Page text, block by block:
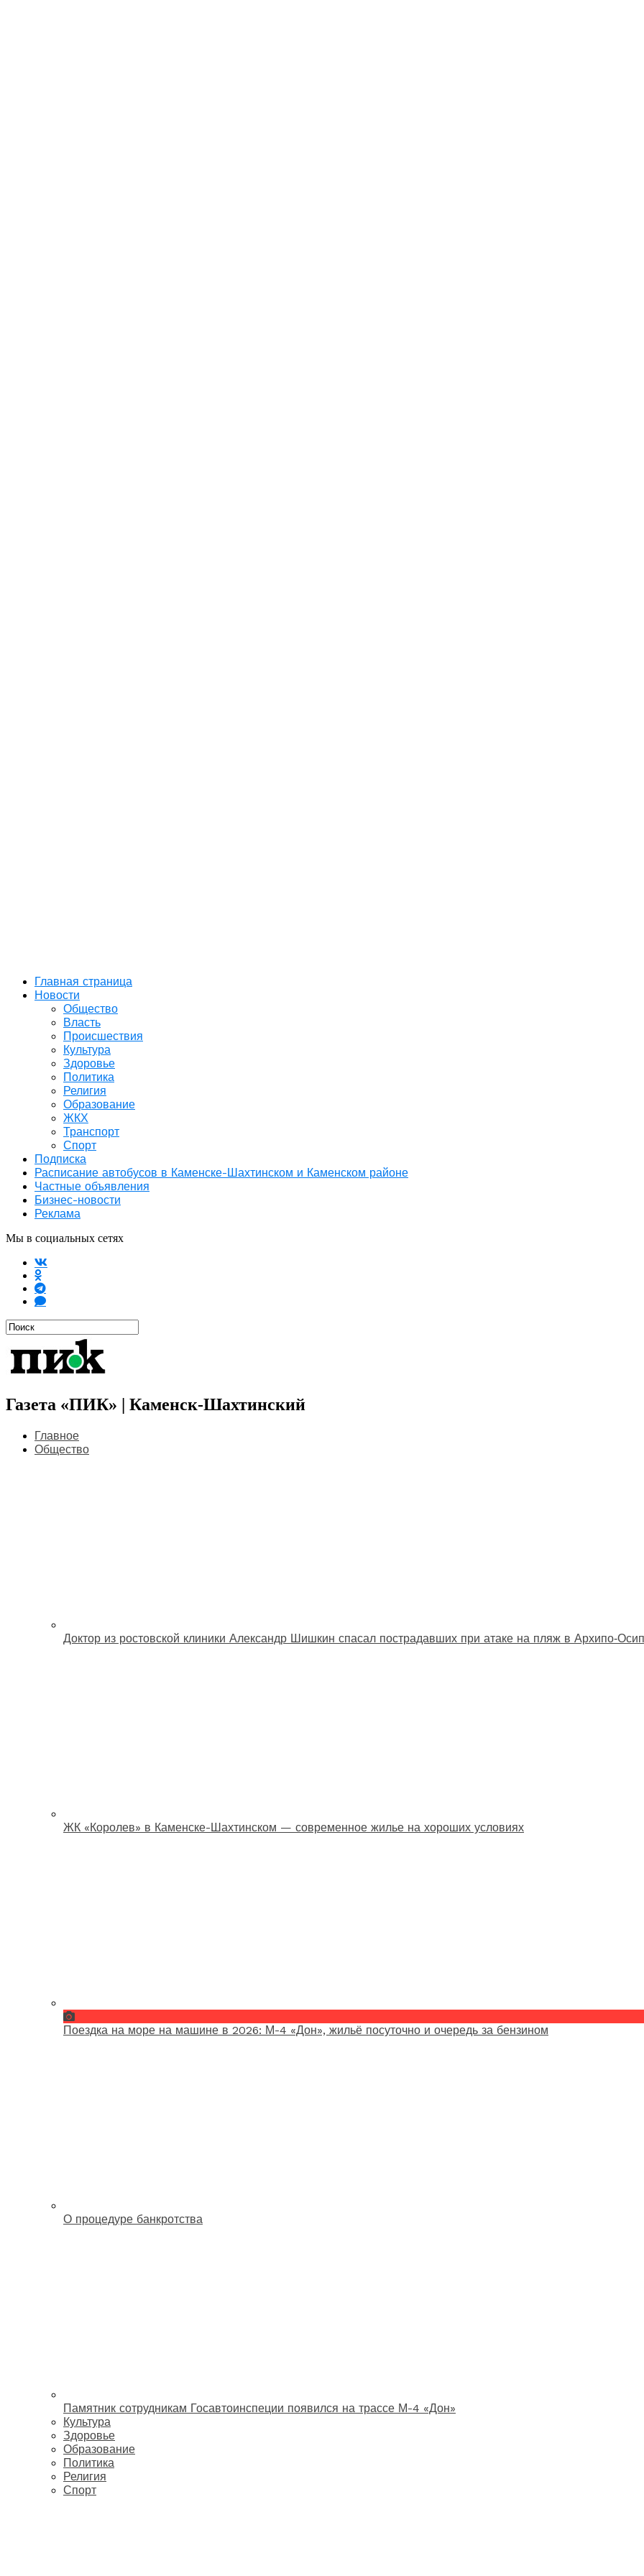
Главная страница
Новости
Общество
Власть
Происшествия
Культура
Здоровье
Политика
Религия
Образование
ЖКХ
Транспорт
Спорт
Подписка
Расписание автобусов в Каменске-Шахтинском и Каменском районе
Частные объявления
Бизнес-новости
Реклама
Мы в социальных сетях
Газета «ПИК» | Каменск-Шахтинский
Главное
Общество
Доктор из ростовской клиники Александр Шишкин спасал пострадавших при атаке на пляж в
ЖК «Королев» в Каменске-Шахтинском — современное жилье на хороших условиях
Поездка на море на машине в 2026: М-4 «Дон», жильё посуточно и очередь за бензином
О процедуре банкротства
Памятник сотрудникам Госавтоинспеции появился на трассе М-4 «Дон»
Культура
Здоровье
Образование
Политика
Религия
Спорт